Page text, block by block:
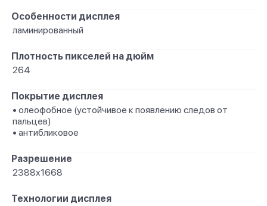
Особенности дисплея
ламинированный
Плотность пикселей на дюйм
264
Покрытие дисплея
• олеофобное (устойчивое к появлению следов от
пальцев)
• антибликовое
Разрешение
2388x1668
Технологии дисплея